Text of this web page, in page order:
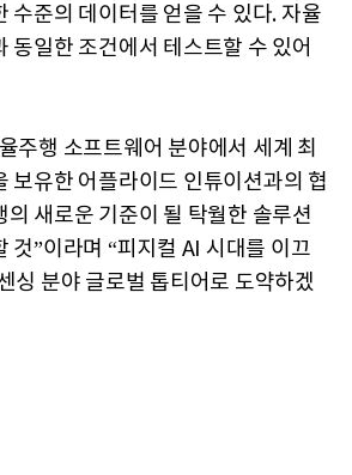
수준의 데이터를 얻을 수 있다. 자율
동일한 조건에서 테스트할 수 있어
주행 소프트웨어 분야에서 세계 최
보유한 어플라이드 인튜이션과의 협
의 새로운 기준이 될 탁월한 솔루션
것”이라며 “피지컬 AI 시대를 이끄
싱 분야 글로벌 톱티어로 도약하겠